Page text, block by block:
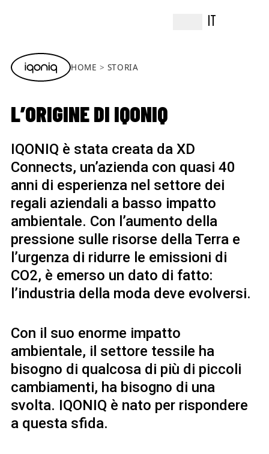
IT
HOME STORIA
L’ORIGINE DI IQONIQ
IQONIQ è stata creata da XD
Connects, un’azienda con quasi 40
anni di esperienza nel settore dei
regali aziendali a basso impatto
ambientale. Con l’aumento della
pressione sulle risorse della Terra e
l’urgenza di ridurre le emissioni di
CO2, è emerso un dato di fatto:
l’industria della moda deve evolversi.
Con il suo enorme impatto
ambientale, il settore tessile ha
bisogno di qualcosa di più di piccoli
cambiamenti, ha bisogno di una
svolta. IQONIQ è nato per rispondere
a questa sfida.